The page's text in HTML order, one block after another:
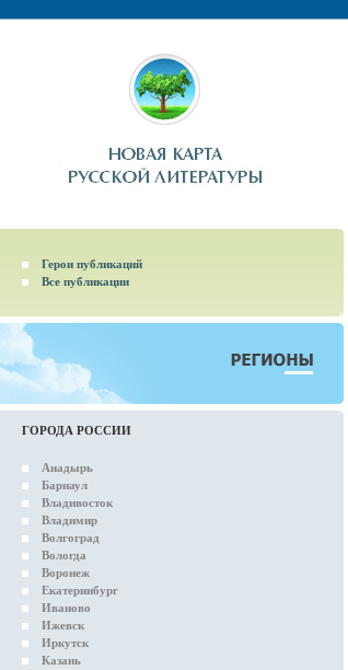
Герои публикаций
Все публикации
ГОРОДА РОССИИ
Анадырь
Барнаул
Владивосток
Владимир
Волгоград
Вологда
Воронеж
Екатеринбург
Иваново
Ижевск
Иркутск
Казань